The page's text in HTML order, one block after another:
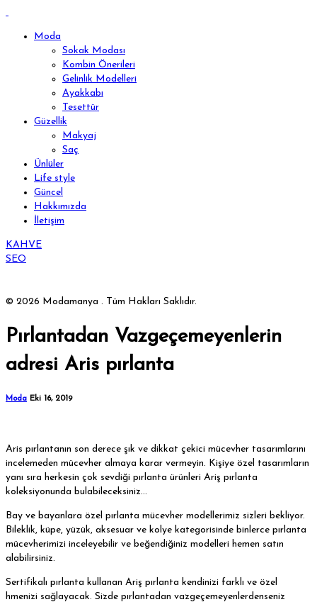
Moda
Sokak Modası
Kombin Önerileri
Gelinlik Modelleri
Ayakkabı
Tesettür
Güzellik
Makyaj
Saç
Ünlüler
Life style
Güncel
Hakkımızda
İletişim
KAHVE
SEO
© 2026 Modamanya . Tüm Hakları Saklıdır.
Pırlantadan Vazgeçemeyenlerin
adresi Aris pırlanta
Moda Eki 16, 2019
Aris pırlantanın son derece şık ve dikkat çekici mücevher tasarımlarını
incelemeden mücevher almaya karar vermeyin. Kişiye özel tasarımların
yanı sıra herkesin çok sevdiği pırlanta ürünleri Ariş pırlanta
koleksiyonunda bulabileceksiniz…
Bay ve bayanlara özel pırlanta mücevher modellerimiz sizleri bekliyor.
Bileklik, küpe, yüzük, aksesuar ve kolye kategorisinde binlerce pırlanta
mücevherimizi inceleyebilir ve beğendiğiniz modelleri hemen satın
alabilirsiniz.
Sertifikalı pırlanta kullanan Ariş pırlanta kendinizi farklı ve özel
hmenizi sağlayacak. Sizde pırlantadan vazgeçemeyenlerdenseniz